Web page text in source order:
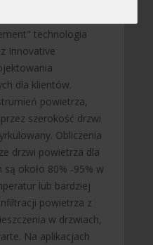
technologia
Innovative
dla klientów.
powietrza,
szerokość drzwi
Obliczenia
drzwi powietrza dla
około 80% -95% w
lub bardziej
powietrza z
w drzwiach,
Na aplikacjach